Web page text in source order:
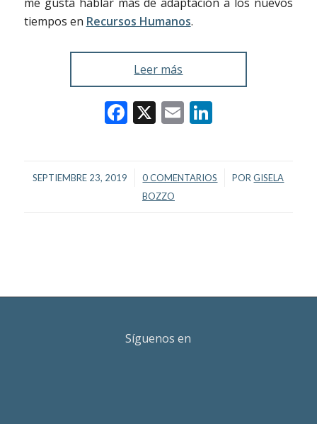
tiempos en Recursos Humanos.
Leer más
Facebook
X EmailLinkedIn
SEPTIEMBRE 23, 2019
/ 0 COMENTARIOS
/ PORGISELA
BOZZO
Síguenos en